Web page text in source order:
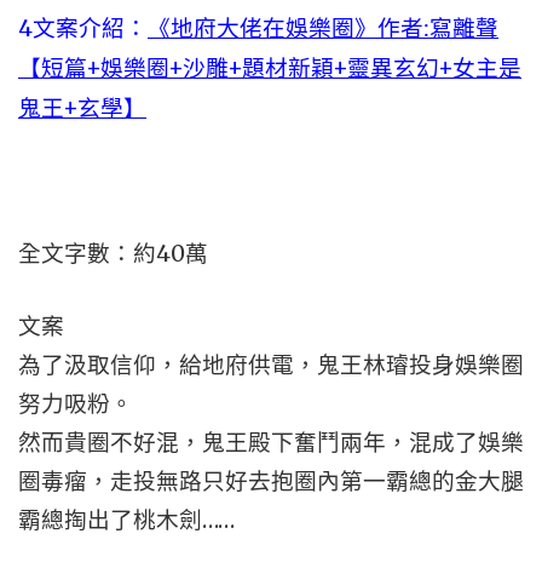
4文案介紹：
《地府大佬在娛樂圈》作者:寫離聲
【短篇+娛樂圈+沙雕+題材新穎+靈異玄幻+女主是
鬼王+玄學】
全文字數：約40萬
文案
為了汲取信仰，給地府供電，鬼王林璿投身娛樂圈
努力吸粉。
然而貴圈不好混，鬼王殿下奮鬥兩年，混成了娛樂
圈毒瘤，走投無路只好去抱圈內第一霸總的金大腿
霸總掏出了桃木劍……